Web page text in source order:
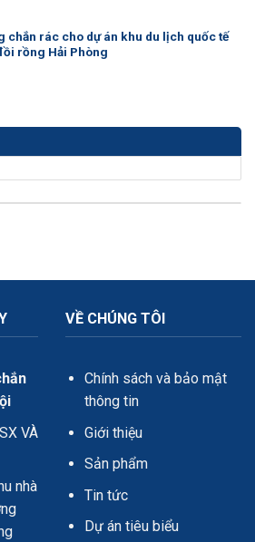
chắn rác cho dự án khu du lịch quốc tế
rồng Hải Phòng
VÀ
nhà
VỀ CHÚNG TÔI
Chính sách và bảo mật
thông tin
Giới thiệu
Sản phẩm
Tin tức
Dự án tiêu biểu